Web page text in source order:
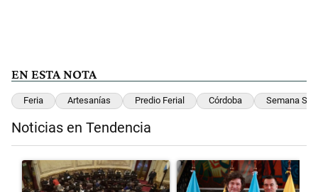
EN ESTA NOTA
Feria Artesanías Predio Ferial Córdoba Semana
Noticias en Tendencia
Un artículo de tendencia con el título "El Senado dio media sanción
Un artículo de tendencia con el